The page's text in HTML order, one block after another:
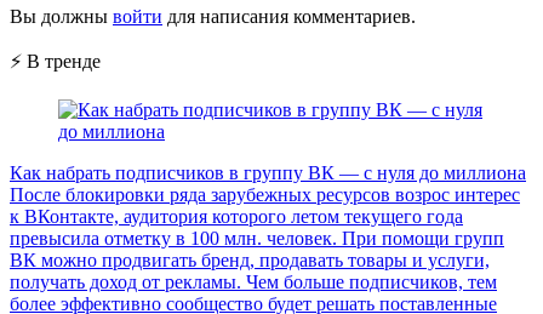
Вы должны войти для написания комментариев.
⚡ В тренде
Как набрать подписчиков в группу ВК — с нуля до миллиона
После блокировки ряда зарубежных ресурсов возрос интерес
к ВКонтакте, аудитория которого летом текущего года
превысила отметку в 100 млн. человек. При помощи групп
ВК можно продвигать бренд, продавать товары и услуги,
получать доход от рекламы. Чем больше подписчиков, тем
более эффективно сообщество будет решать поставленные